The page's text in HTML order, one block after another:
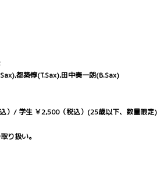
都築惇(T.Sax),田中奏一朗(B.Sax)
）/ 学生 ￥2,500（税込）(25歳以下、数量限定)
り扱い。